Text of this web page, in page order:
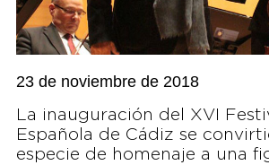
23 de noviembre de 2018
La inauguración del XVI
Española de Cádiz se
especie de homenaje a una